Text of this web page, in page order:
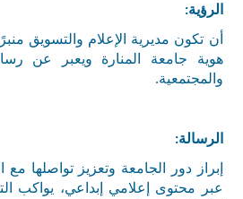
الرؤية:
أن تكون مديرية الإعلام والتسويق
هوية جامعة المنارة ويعبر عن
والمجتمعية.
الرسالة:
إبراز دور الجامعة وتعزيز تواصلها
عبر محتوى إعلامي إبداعي، يواكب